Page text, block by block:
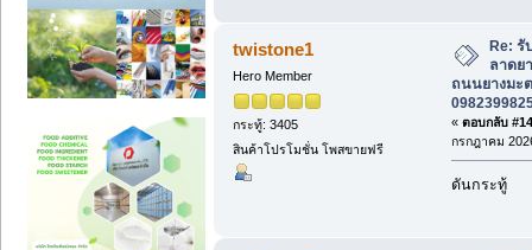
twistone1
Hero Member
กระทู้: 3405
สินค้าโปรโมชั่น โพสขายฟรี
Re: รั
ลาดย
ถนนยางมะ
« ตอบกลับ
กรกฎาคม
ดันกระทู้